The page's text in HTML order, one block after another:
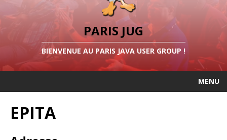
PARIS JUG
BIENVENUE AU PARIS JAVA USER GROUP !
MENU
EPITA